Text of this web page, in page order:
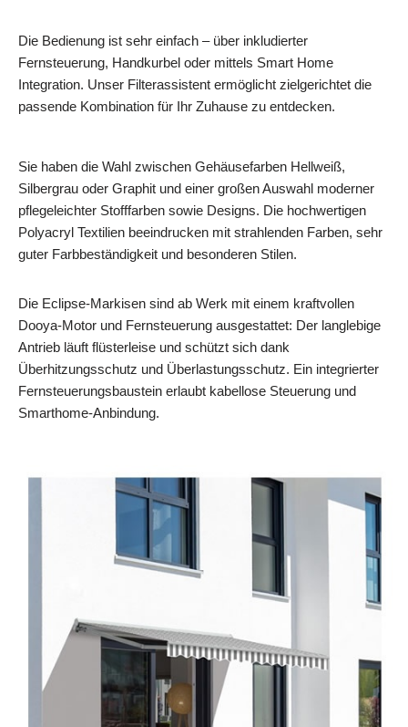
Die Bedienung ist sehr einfach – über inkludierter
Fernsteuerung, Handkurbel oder mittels Smart Home
Integration. Unser Filterassistent ermöglicht zielgerichtet die
passende Kombination für Ihr Zuhause zu entdecken.
Sie haben die Wahl zwischen Gehäusefarben Hellweiß,
Silbergrau oder Graphit und einer großen Auswahl moderner
pflegeleichter Stofffarben sowie Designs. Die hochwertigen
Polyacryl Textilien beeindrucken mit strahlenden Farben, sehr
guter Farbbeständigkeit und besonderen Stilen.
Die Eclipse-Markisen sind ab Werk mit einem kraftvollen
Dooya-Motor und Fernsteuerung ausgestattet: Der langlebige
Antrieb läuft flüsterleise und schützt sich dank
Überhitzungsschutz und Überlastungsschutz. Ein integrierter
Fernsteuerungsbaustein erlaubt kabellose Steuerung und
Smarthome-Anbindung.